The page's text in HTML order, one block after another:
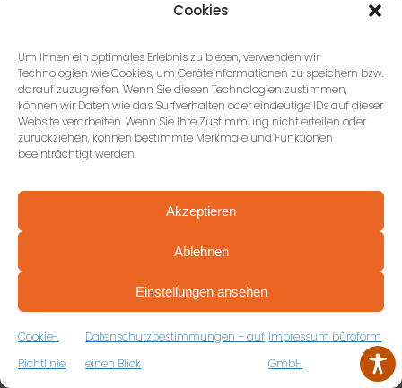
Cookies
Um Ihnen ein optimales Erlebnis zu bieten, verwenden wir
Technologien wie Cookies, um Geräteinformationen zu speichern bzw.
darauf zuzugreifen. Wenn Sie diesen Technologien zustimmen,
können wir Daten wie das Surfverhalten oder eindeutige IDs auf dieser
Website verarbeiten. Wenn Sie Ihre Zustimmung nicht erteilen oder
zurückziehen, können bestimmte Merkmale und Funktionen
beeinträchtigt werden.
Akzeptieren
Ablehnen
Einstellungen ansehen
Cookie-
Richtlinie
Datenschutzbestimmungen – auf
einen Blick
Impressum büroform
GmbH
und die Abwicklung war sehr unkompliziert mit
wenn’s das gäbe
Florian Brändle
Sehr zufrieden! Kompetente und freundliche Beratung.
Trotz Corona zügige Lieferung. Schnelle Montage und
hoher Qualitätsstandard. Jederzeit wieder.
VEREINBAREN SIE JETZT IHRE
KOSTENFREIE ERSTBERATUNG
ZUM RÜCKRUFFORMULAR